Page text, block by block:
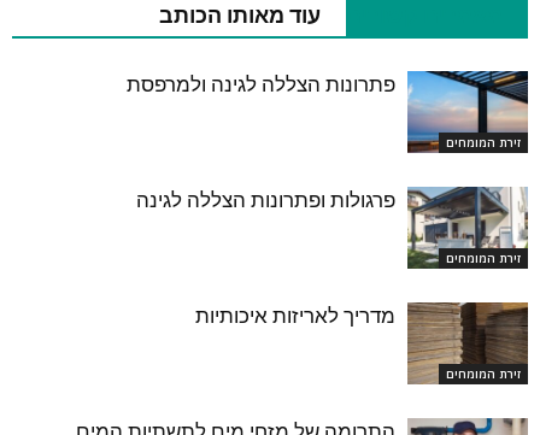
עוד מאותו הכותב
זירת המומחים
פתרונות הצללה לגינה ולמרפסת
זירת המומחים
פרגולות ופתרונות הצללה לגינה
זירת המומחים
מדריך לאריזות איכותיות